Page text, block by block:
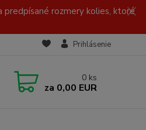
predpísané rozmery kolies, ktoré
Prihlásenie
0 ks
za 0,00 EUR